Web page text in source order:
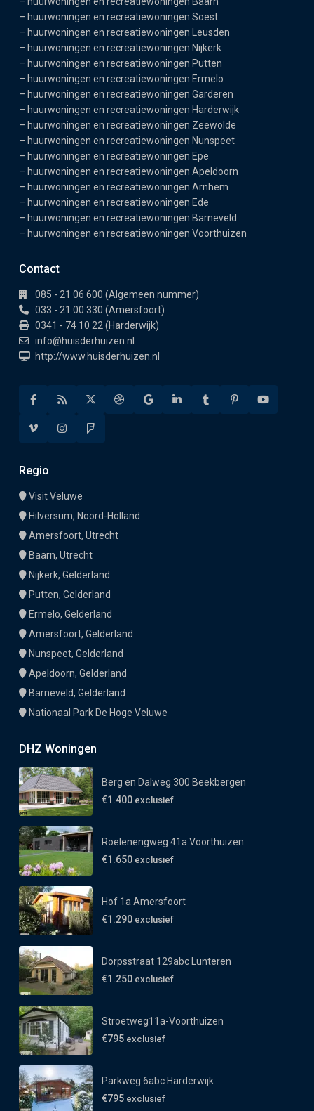
– huurwoningen en recreatiewoningen Soest
– huurwoningen en recreatiewoningen Leusden
– huurwoningen en recreatiewoningen Nijkerk
– huurwoningen en recreatiewoningen Putten
– huurwoningen en recreatiewoningen Ermelo
– huurwoningen en recreatiewoningen Garderen
– huurwoningen en recreatiewoningen Harderwijk
– huurwoningen en recreatiewoningen Zeewolde
– huurwoningen en recreatiewoningen Nunspeet
– huurwoningen en recreatiewoningen Epe
– huurwoningen en recreatiewoningen Apeldoorn
– huurwoningen en recreatiewoningen Arnhem
– huurwoningen en recreatiewoningen Ede
– huurwoningen en recreatiewoningen Barneveld
– huurwoningen en recreatiewoningen Voorthuizen
Contact
085 - 21 06 600 (Algemeen nummer)
033 - 21 00 330 (Amersfoort)
0341 - 74 10 22 (Harderwijk)
info@huisderhuizen.nl
http://www.huisderhuizen.nl
Regio
Visit Veluwe
Hilversum, Noord-Holland
Amersfoort, Utrecht
Baarn, Utrecht
Nijkerk, Gelderland
Putten, Gelderland
Ermelo, Gelderland
Amersfoort, Gelderland
Nunspeet, Gelderland
Apeldoorn, Gelderland
Barneveld, Gelderland
Nationaal Park De Hoge Veluwe
DHZ Woningen
Berg en Dalweg 300 Beekbergen
€1.400 exclusief
Roelenengweg 41a Voorthuizen
€1.650 exclusief
Hof 1a Amersfoort
€1.290 exclusief
Dorpsstraat 129abc Lunteren
€1.250 exclusief
Stroetweg11a-Voorthuizen
€795 exclusief
Parkweg 6abc Harderwijk
€795 exclusief